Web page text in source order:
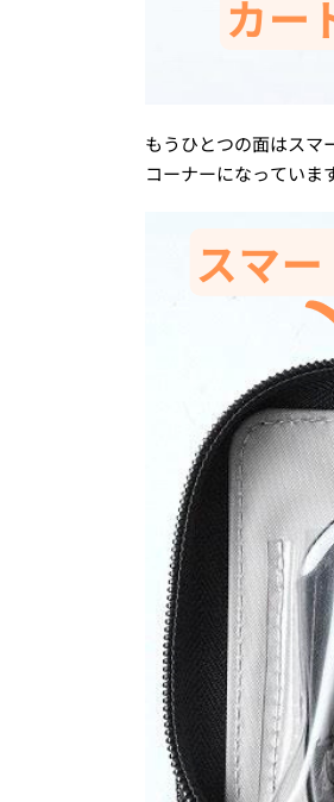
もうひとつの面はスマ
コーナーになっていま